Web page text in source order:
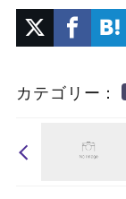
カテゴリー：